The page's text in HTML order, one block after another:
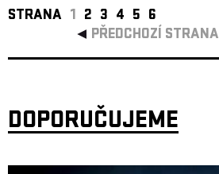
STRANA 1 2 3 4 5 6
PŘEDCHOZÍ STRANA
DOPORUČUJEME